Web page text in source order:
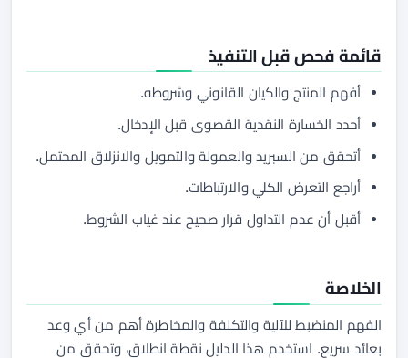
قائمة فحص قبل التنفيذ
أفهم المنتج والكيان القانوني وشروطه.
أحدد الخسارة النقدية القصوى قبل الإدخال.
أتحقق من السبريد والعمولة والتمويل والانزلاق المحتمل.
أراجع التعرض الكلي والارتباطات.
أقبل أن عدم التداول قرار صحيح عند غياب الشروط.
الخلاصة
الفهم المنضبط للآلية والتكلفة والمخاطرة أهم من أي وعد
بعائد سريع. استخدم هذا الدليل نقطة انطلاق، وتحقق من